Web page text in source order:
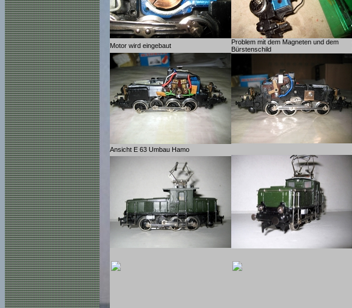
Motor wird eingebaut
Problem mit dem Magneten und dem
Bürstenschild
Ansicht E 63 Umbau Hamo